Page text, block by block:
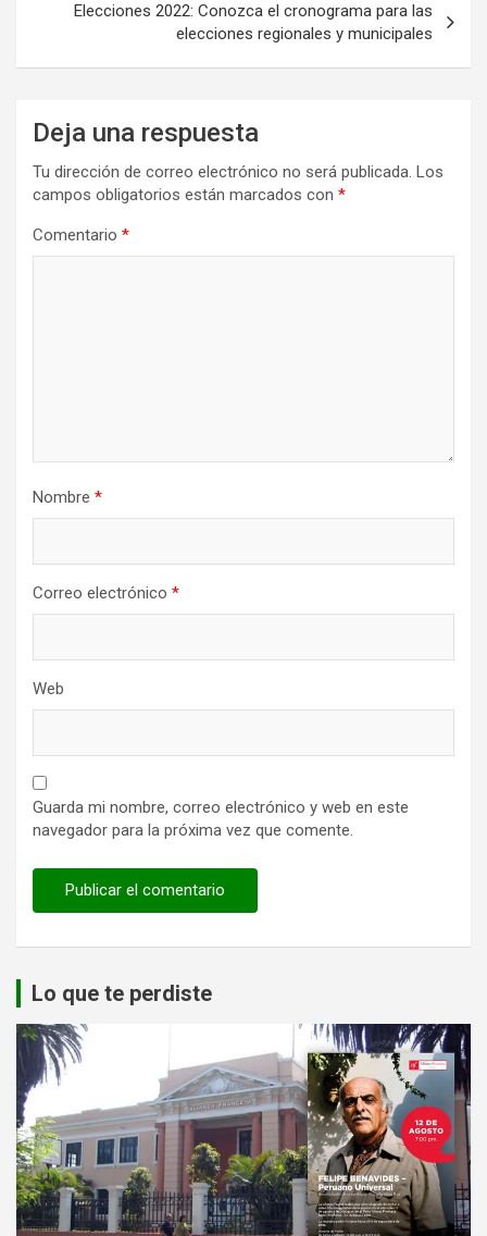
Elecciones 2022: Conozca el cronograma para las
elecciones regionales y municipales
Deja una respuesta
Tu dirección de correo electrónico no será publicada. Los
campos obligatorios están marcados con *
Comentario *
Nombre *
Correo electrónico *
Web
Guarda mi nombre, correo electrónico y web en este
navegador para la próxima vez que comente.
Lo que te perdiste